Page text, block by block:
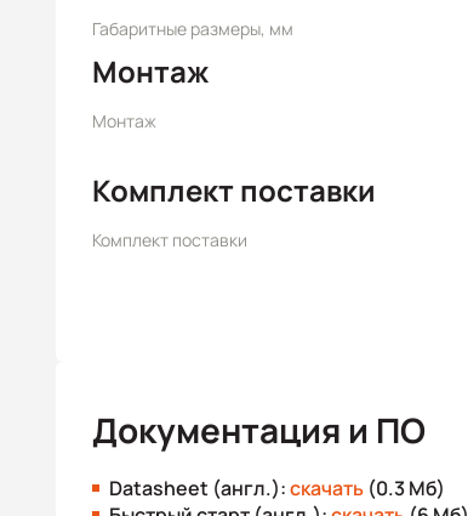
Габаритные размеры, мм
Монтаж
Монтаж
Комплект поставки
Комплект поставки
Документация и ПО
Datasheet (англ.):скачать (0.3 Мб)